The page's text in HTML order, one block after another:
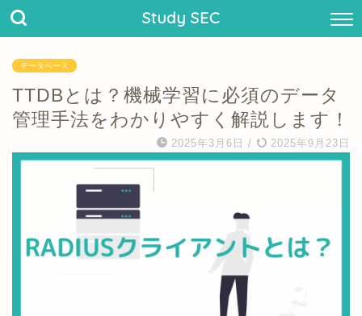
Study SEC
データベース
TTDBとは？機械学習に必須のデータ
管理手法をわかりやすく解説します！
2025年3月6日 / 2025年9月23日